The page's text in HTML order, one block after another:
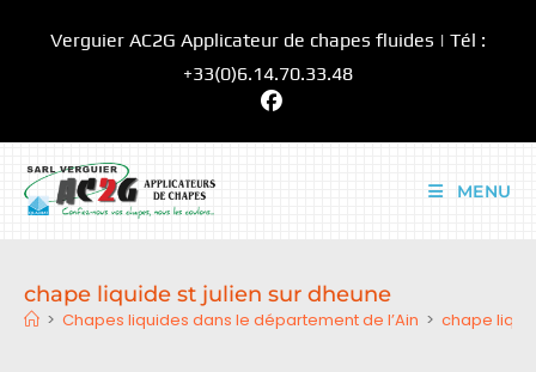
Verguier AC2G Applicateur de chapes fluides | Tél :
+33(0)6.14.70.33.48
MENU
chape liquide st julien sur dheune
> Chapes liquides dans le département de l’Ain > chape